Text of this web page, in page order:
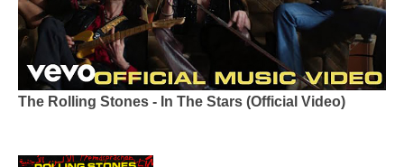
The Rolling Stones - In The Stars (Official Video)